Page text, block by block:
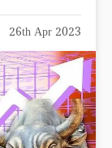
26th Apr 2023